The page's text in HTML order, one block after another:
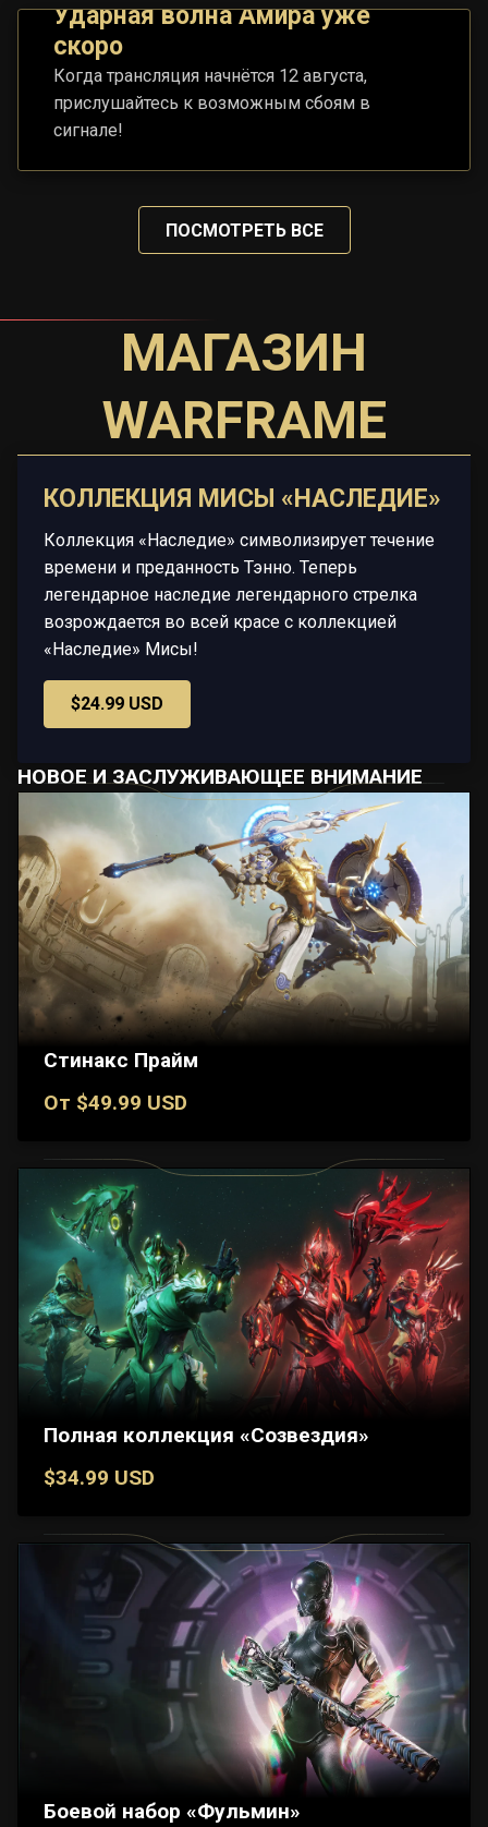
Ударная волна Амира уже
скоро
Когда трансляция начнётся 12 августа,
прислушайтесь к возможным сбоям в
сигнале!
ПОСМОТРЕТЬ ВСЕ
МАГАЗИН
WARFRAME
КОЛЛЕКЦИЯ МИСЫ «НАСЛЕДИЕ»
Коллекция «Наследие» символизирует течение
времени и преданность Тэнно. Теперь
легендарное наследие легендарного стрелка
возрождается во всей красе с коллекцией
«Наследие» Мисы!
$24.99 USD
НОВОЕ И ЗАСЛУЖИВАЮЩЕЕ ВНИМАНИЕ
Стинакс Прайм
От $49.99 USD
Полная коллекция «Созвездия»
$34.99 USD
Боевой набор «Фульмин»